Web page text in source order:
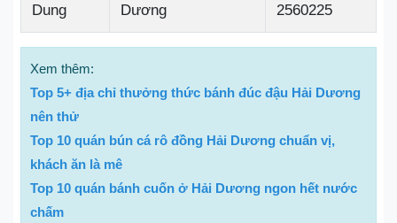
Dung
Dương
2560225
Xem thêm:
Top 5+ địa chỉ thưởng thức bánh đúc đậu Hải Dương
nên thử
Top 10 quán bún cá rô đồng Hải Dương chuẩn vị,
khách ăn là mê
Top 10 quán bánh cuốn ở Hải Dương ngon hết nước
chấm